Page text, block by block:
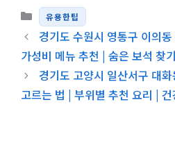
카테고리
유용한팁
경기도 수원시 영통구 이의
가성비 메뉴 추천 | 숨은 보석 찾기
경기도 고양시 일산서구 대
고르는 법 | 부위별 추천 요리 |